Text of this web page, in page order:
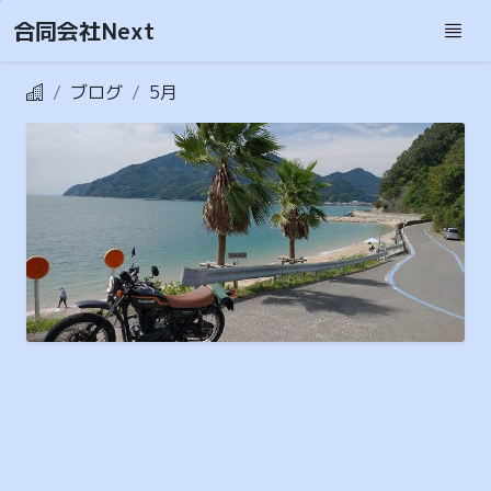
合同会社Next
ブログ 5月